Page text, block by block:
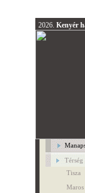
2026. Kenyér
Tisza
Maros